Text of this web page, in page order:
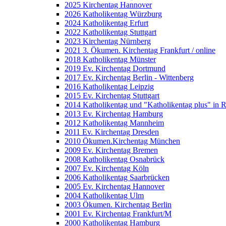
2025 Kirchentag Hannover
2026 Katholikentag Würzburg
2024 Katholikentag Erfurt
2022 Katholikentag Stuttgart
2023 Kirchentag Nürnberg
2021 3. Ökumen. Kirchentag Frankfurt / online
2018 Katholikentag Münster
2019 Ev. Kirchentag Dortmund
2017 Ev. Kirchentag Berlin - Wittenberg
2016 Katholikentag Leipzig
2015 Ev. Kirchentag Stuttgart
2014 Katholikentag und "Katholikentag plus" in
2013 Ev. Kirchentag Hamburg
2012 Katholikentag Mannheim
2011 Ev. Kirchentag Dresden
2010 Ökumen.Kirchentag München
2009 Ev. Kirchentag Bremen
2008 Katholikentag Osnabrück
2007 Ev. Kirchentag Köln
2006 Katholikentag Saarbrücken
2005 Ev. Kirchentag Hannover
2004 Katholikentag Ulm
2003 Ökumen. Kirchentag Berlin
2001 Ev. Kirchentag Frankfurt/M
2000 Katholikentag Hamburg